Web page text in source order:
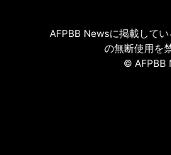
AFPBB Newsに掲載して
の無断使用を
© AFPBB